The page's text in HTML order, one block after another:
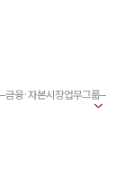
금융·자본시장업무그룹